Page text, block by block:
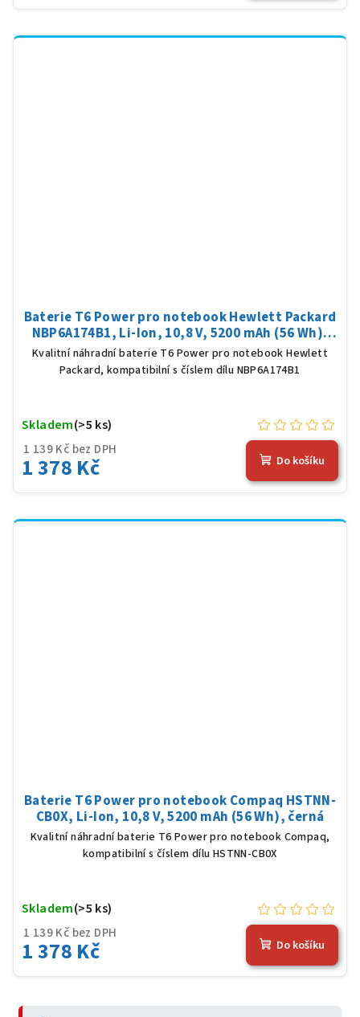
Baterie T6 Power pro notebook Hewlett Packard
NBP6A174B1, Li-Ion, 10,8 V, 5200 mAh (56 Wh),
černá
Kvalitní náhradní baterie T6 Power pro notebook Hewlett
Packard, kompatibilní s číslem dílu NBP6A174B1
1 139 Kč bez DPH
1 378 Kč
Skladem(>5 ks)
Do košíku
Baterie T6 Power pro notebook Compaq HSTNN-
CB0X, Li-Ion, 10,8 V, 5200 mAh (56 Wh), černá
Kvalitní náhradní baterie T6 Power pro notebook Compaq,
kompatibilní s číslem dílu HSTNN-CB0X
1 139 Kč bez DPH
1 378 Kč
Skladem(>5 ks)
Do košíku